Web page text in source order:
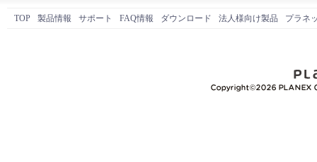
TOP 製品情報 サポート FAQ情報 ダウンロード 法人様向け製品 プラネ